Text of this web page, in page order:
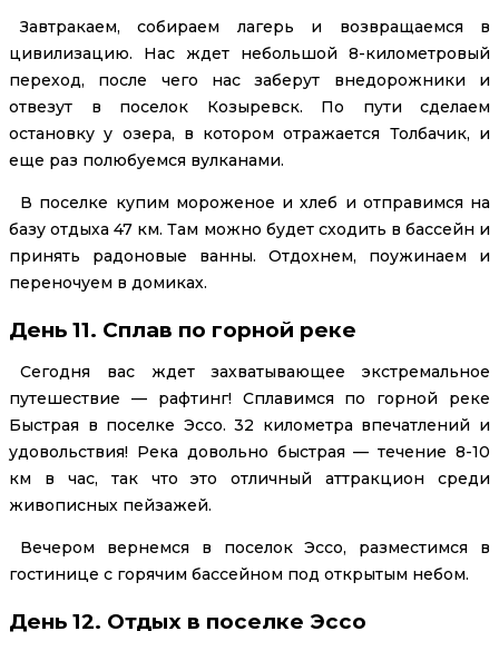
Завтракаем, собираем лагерь и возвращаемся в
цивилизацию. Нас ждет небольшой 8-километровый
переход, после чего нас заберут внедорожники и
отвезут в поселок Козыревск. По пути сделаем
остановку у озера, в котором отражается Толбачик, и
еще раз полюбуемся вулканами.
В поселке купим мороженое и хлеб и отправимся на
базу отдыха 47 км. Там можно будет сходить в бассейн и
принять радоновые ванны. Отдохнем, поужинаем и
переночуем в домиках.
День 11. Сплав по горной реке
Сегодня вас ждет захватывающее экстремальное
путешествие — рафтинг! Сплавимся по горной реке
Быстрая в поселке Эссо. 32 километра впечатлений и
удовольствия! Река довольно быстрая — течение 8-10
км в час, так что это отличный аттракцион среди
живописных пейзажей.
Вечером вернемся в поселок Эссо, разместимся в
гостинице с горячим бассейном под открытым небом.
День 12. Отдых в поселке Эссо